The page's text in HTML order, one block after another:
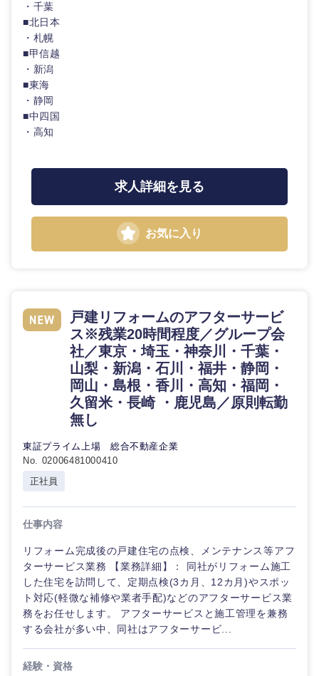
中国・四国地方
鳥取県 島根県
・千葉
■北日本
・札幌
■甲信越
・新潟
■東海
・静岡
■中四国
・高知
求人詳細を見る
お気に入り
戸建リフォームのアフターサービ
ス※残業20時間程度／グループ会
社／東京・埼玉・神奈川・千葉・
山梨・新潟・石川・福井・静岡・
岡山・島根・香川・高知・福岡・
久留米・長崎 ・鹿児島／原則転勤
無し
東証プライム上場 総合不動産企業
No. 02006481000410
正社員
仕事内容
リフォーム完成後の戸建住宅の点検、メンテナンス等アフ
ターサービス業務 【業務詳細】： 同社がリフォーム施工
した住宅を訪問して、定期点検(3カ月、12カ月)やスポッ
ト対応(軽微な補修や業者手配)などのアフターサービス業
務をお任せします。 アフターサービスと施工管理を兼務
する会社が多い中、同社はアフターサービ...
経験・資格